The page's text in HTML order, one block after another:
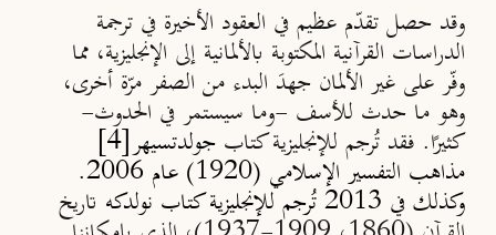
وقد حصل تقدّم عظيم في العقود الأخيرة في ترجمة
الدراسات القرآنية المكتوبة بالألمانية إلى الإنجليزية، مما
وفّر على غير الألمان جهدَ البدء من الصفر مرّة أخرى،
وهو ما حدث للأسف -وما سيستمر في الحدوث-
كثيرًا. فقد تُرجم للإنجليزية كتاب جولدتسيهر[4]
مذاهب التفسير الإسلامي (
1920
) عام 2006.
وكذلك في 2013 تُرجم للإنجليزية كتاب نولدكه تاريخ